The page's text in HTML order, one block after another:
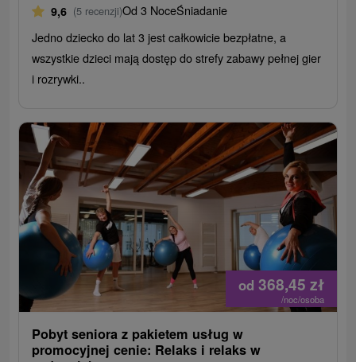
9,6 (5 recenzji)Od 3 NoceŚniadanie
Jedno dziecko do lat 3 jest całkowicie bezpłatne, a
wszystkie dzieci mają dostęp do strefy zabawy pełnej gier
i rozrywki..
od 368,45 zł
/noc/osoba
Pobyt seniora z pakietem usług w
promocyjnej cenie: Relaks i relaks w